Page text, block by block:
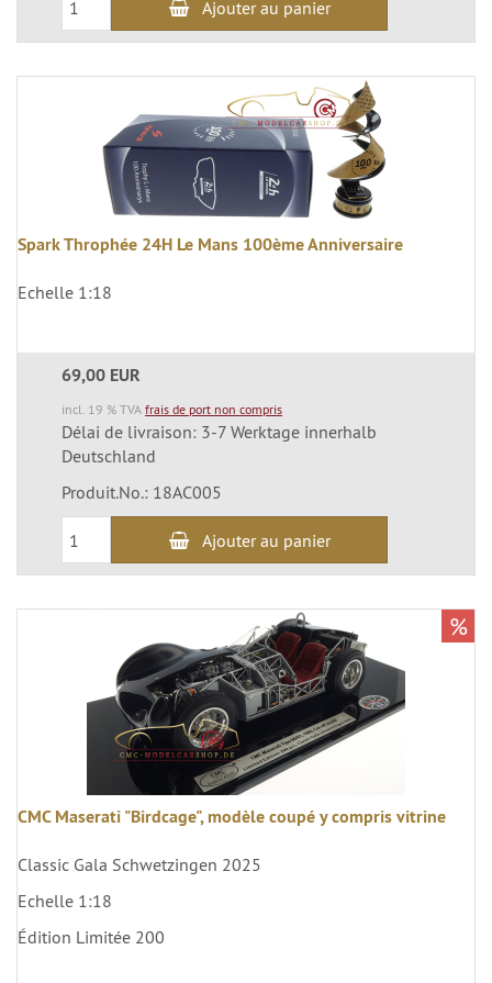
Ajouter au panier
Spark Throphée 24H Le Mans 100ème Anniversaire
Echelle 1:18
69,00 EUR
incl. 19 % TVA frais de port non compris
Délai de livraison: 3-7 Werktage innerhalb
Deutschland
Produit.No.: 18AC005
Ajouter au panier
CMC Maserati "Birdcage", modèle coupé y compris vitrine
Classic Gala Schwetzingen 2025
Echelle 1:18
Édition Limitée 200
%